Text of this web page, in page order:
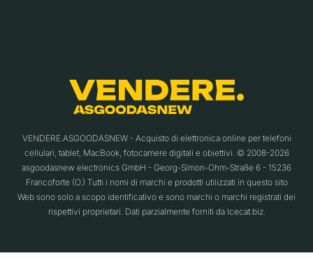
VENDERE.ASGOODASNEW - Acquisto di elettronica online per telefoni
cellulari, tablet, MacBook, fotocamere digitali e obiettivi. © 2008-2026
asgoodasnew electronics GmbH - Georg-Simon-Ohm-Straße 6 - 15236
Francoforte (O.) Tutti i nomi di marchi e prodotti utilizzati in questo sito
Web sono solo a scopo identificativo e sono marchi o marchi registrati dei
rispettivi proprietari. Dati parzialmente forniti da Icecat.biz.